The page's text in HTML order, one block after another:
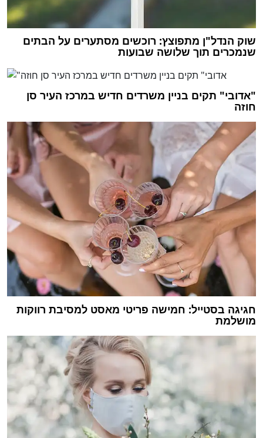
שוק הנדל"ן מתפוצץ: רוכשים מסתערים על הבתים
שנמכרים תוך שלושה שבועות
"אדובי" תקים בניין משרדים חדיש במרכז העיר סן
חוזה
חגיגה בסטייל: חמישה פריטי מאסט למסיבת רווקות
מושלמת